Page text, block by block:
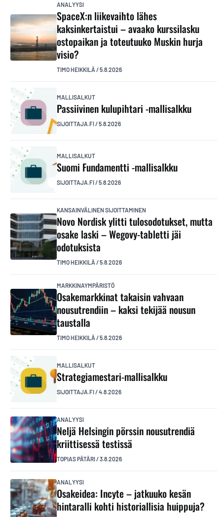
ANALYYSI
SpaceX:n liikevaihto lähes
kaksinkertaistui – avaako kurssilasku
ostopaikan ja toteutuuko Muskin hurja
visio?
TIMO HEIKKILÄ /5.8.2026
MALLISALKUT
Passiivinen kulupihtari -mallisalkku
SIJOITTAJA.FI/5.8.2026
MALLISALKUT
Suomi Fundamentti -mallisalkku
SIJOITTAJA.FI/5.8.2026
KANSAINVÄLINEN SIJOITTAMINEN
Novo Nordisk ylitti tulosodotukset, mutta
osake laski – Wegovy-tabletti jäi
odotuksista
TIMO HEIKKILÄ /5.8.2026
MARKKINAYMPÄRISTÖ
Osakemarkkinat takaisin vahvaan
nousutrendiin – kaksi tekijää nousun
taustalla
TIMO HEIKKILÄ /5.8.2026
MALLISALKUT
Strategiamestari-mallisalkku
SIJOITTAJA.FI/4.8.2026
ANALYYSI
Neljä Helsingin pörssin nousutrendiä
kriittisessä testissä
TOPIAS PÄTÄRI/3.8.2026
ANALYYSI
Osakeidea: Incyte – jatkuuko kesän
hintaralli kohti historiallisia huippuja?